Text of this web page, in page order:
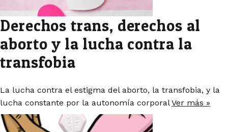
Derechos trans, derechos al
aborto y la lucha contra la
transfobia
La lucha contra el estigma del aborto, la transfobia, y la
lucha constante por la autonomía corporalVer más »